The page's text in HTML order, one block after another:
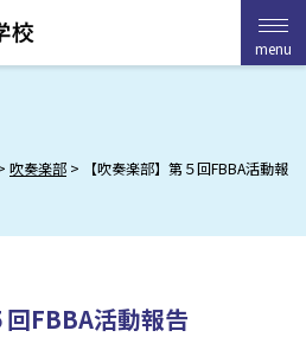
吹奏楽部 >
【吹奏楽部】第５回FBBA活動報
回FBBA活動報告
menu
menu